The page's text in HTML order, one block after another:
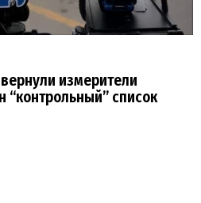
измерители
“контрольный” список